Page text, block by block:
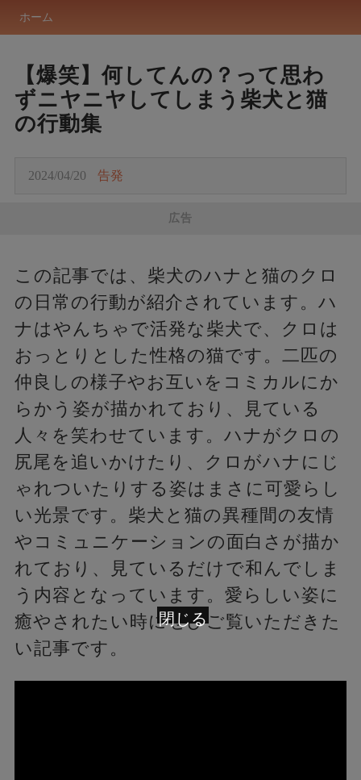
ホーム
【爆笑】何してんの？って思わ
ずニヤニヤしてしまう柴犬と猫
の行動集
2024/04/20 告発
広告
この記事では、柴犬のハナと猫のクロ
の日常の行動が紹介されています。ハ
ナはやんちゃで活発な柴犬で、クロは
おっとりとした性格の猫です。二匹の
仲良しの様子やお互いをコミカルにか
らかう姿が描かれており、見ている
人々を笑わせています。ハナがクロの
尻尾を追いかけたり、クロがハナにじ
ゃれついたりする姿はまさに可愛らし
い光景です。柴犬と猫の異種間の友情
やコミュニケーションの面白さが描か
れており、見ているだけで和んでしま
う内容となっています。愛らしい姿に
癒やされたい時にぜひご覧いただきた
い記事です。
閉じる